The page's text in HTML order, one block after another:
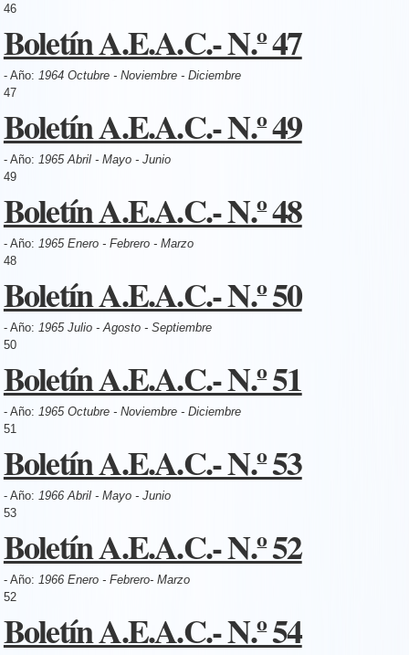
46
Boletín A.E.A.C.- N.º 47
- Año: 1964 Octubre - Noviembre - Diciembre
47
Boletín A.E.A.C.- N.º 49
- Año: 1965 Abril - Mayo - Junio
49
Boletín A.E.A.C.- N.º 48
- Año: 1965 Enero - Febrero - Marzo
48
Boletín A.E.A.C.- N.º 50
- Año: 1965 Julio - Agosto - Septiembre
50
Boletín A.E.A.C.- N.º 51
- Año: 1965 Octubre - Noviembre - Diciembre
51
Boletín A.E.A.C.- N.º 53
- Año: 1966 Abril - Mayo - Junio
53
Boletín A.E.A.C.- N.º 52
- Año: 1966 Enero - Febrero- Marzo
52
Boletín A.E.A.C.- N.º 54